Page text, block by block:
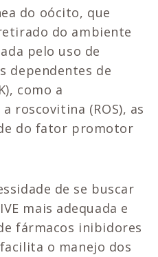
do oócito, que
do ambiente
pelo uso de
dependentes de
como a
roscovitina (ROS), as
do fator promotor
de se buscar
mais adequada e
fármacos inibidores
o manejo dos